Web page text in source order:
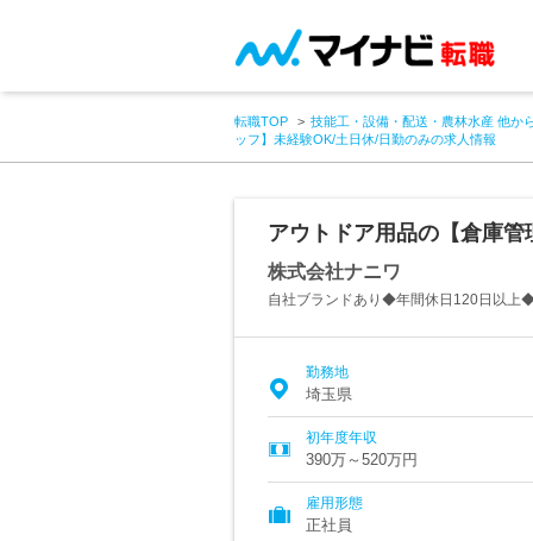
転職TOP
技能工・設備・配送・農林水産 他か
ッフ】未経験OK/土日休/日勤のみの求人情報
アウトドア用品の【倉庫
株式会社ナニワ
自社ブランドあり◆年間休日120日以上
勤務地
埼玉県
初年度年収
390万～520万円
雇用形態
正社員